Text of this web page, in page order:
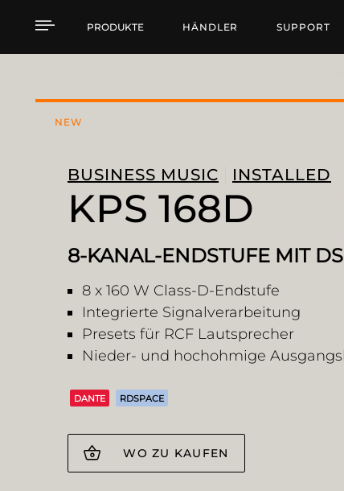
KPS 168D 8-
PRODUKTE HÄNDLER SUPPORT
NEW
BUSINESS MUSIC INSTALLED
KPS 168D
8-KANAL-ENDSTUFE MIT
8 x 160 W Class-D-Endstufe
Integrierte Signalverarbeitung
Presets für RCF Lautsprecher
Nieder- und hochohmige
DANTE RDSPACE
WO ZU KAUFEN